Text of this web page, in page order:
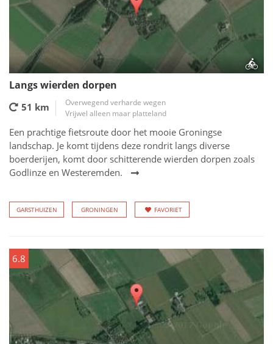
Langs wierden dorpen
51 km
Overwegend verharde wegen
Vrijwel alleen maar platteland
Een prachtige fietsroute door het mooie Groningse
landschap. Je komt tijdens deze rondrit langs diverse
boerderijen, komt door schitterende wierden dorpen zoals
Godlinze en Westeremden.
GARSTHUIZEN GRONINGEN FAVORIET
6.8